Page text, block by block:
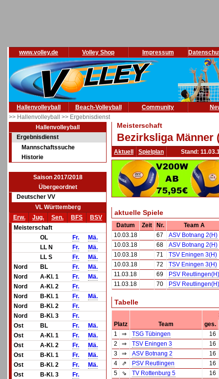
www.volley.de Volley Shop Impressum
Hallenvolleyball Beach-Volleyball Community
>> Hallenvolleyball >> Ergebnisdienst
Hallenvolleyball
Ergebnisdienst
Mannschaftssuche
Historie
Saison 2017/2018
Übergeordnet
Deutscher VV
VL Württemberg
Erw.
Jug. Sen. BFS
BSV
Meisterschaft
OL
Fr.
Mä.
LL N
Fr.
Mä.
LL S
Fr.
Mä.
Nord
BL Fr.
Mä.
Nord
A-Kl. 1 Fr.
Mä.
Nord
A-Kl. 2
Fr.
Nord
B-Kl. 1 Fr.
Mä.
Nord
B-Kl. 2
Fr.
Nord
B-Kl. 3
Fr.
Ost
BL Fr.
Mä.
Ost
A-Kl. 1 Fr.
Mä.
Ost
A-Kl. 2 Fr.
Mä.
Ost
B-Kl. 1 Fr.
Mä.
Ost
B-Kl. 2 Fr.
Mä.
Ost
B-Kl. 3
Fr.
Meisterschaft
Bezirksliga Männer
Aktuell Spielplan Stand:
aktuelle Spiele
Datum Zeit Nr.
Team A
10.03.18
67
ASV Botnang 2(H)
10.03.18
68
ASV Botnang 2(H)
10.03.18
71
TSV Eningen 3(H)
10.03.18
72
TSV Eningen 3(H)
11.03.18
69
PSV Reutlingen(H)
11.03.18
70 PSV Reutlingen(H)
Tabelle
Platz
Team
ges.
1
⇒ TSG Tübingen
16
2
⇒ TSV Eningen 3
16
3
⇒ ASV Botnang 2
16
4
⇗ PSV Reutlingen
16
5
⇘ TV Rottenburg 5
16